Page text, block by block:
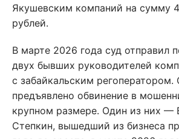
Якушевским компаний на сумму
рублей.
В марте 2026 года суд отправил
двух бывших руководителей
с забайкальским регоператором.
предъявлено обвинение в
крупном размере. Один из них —
Степкин, вышедший из бизнеса